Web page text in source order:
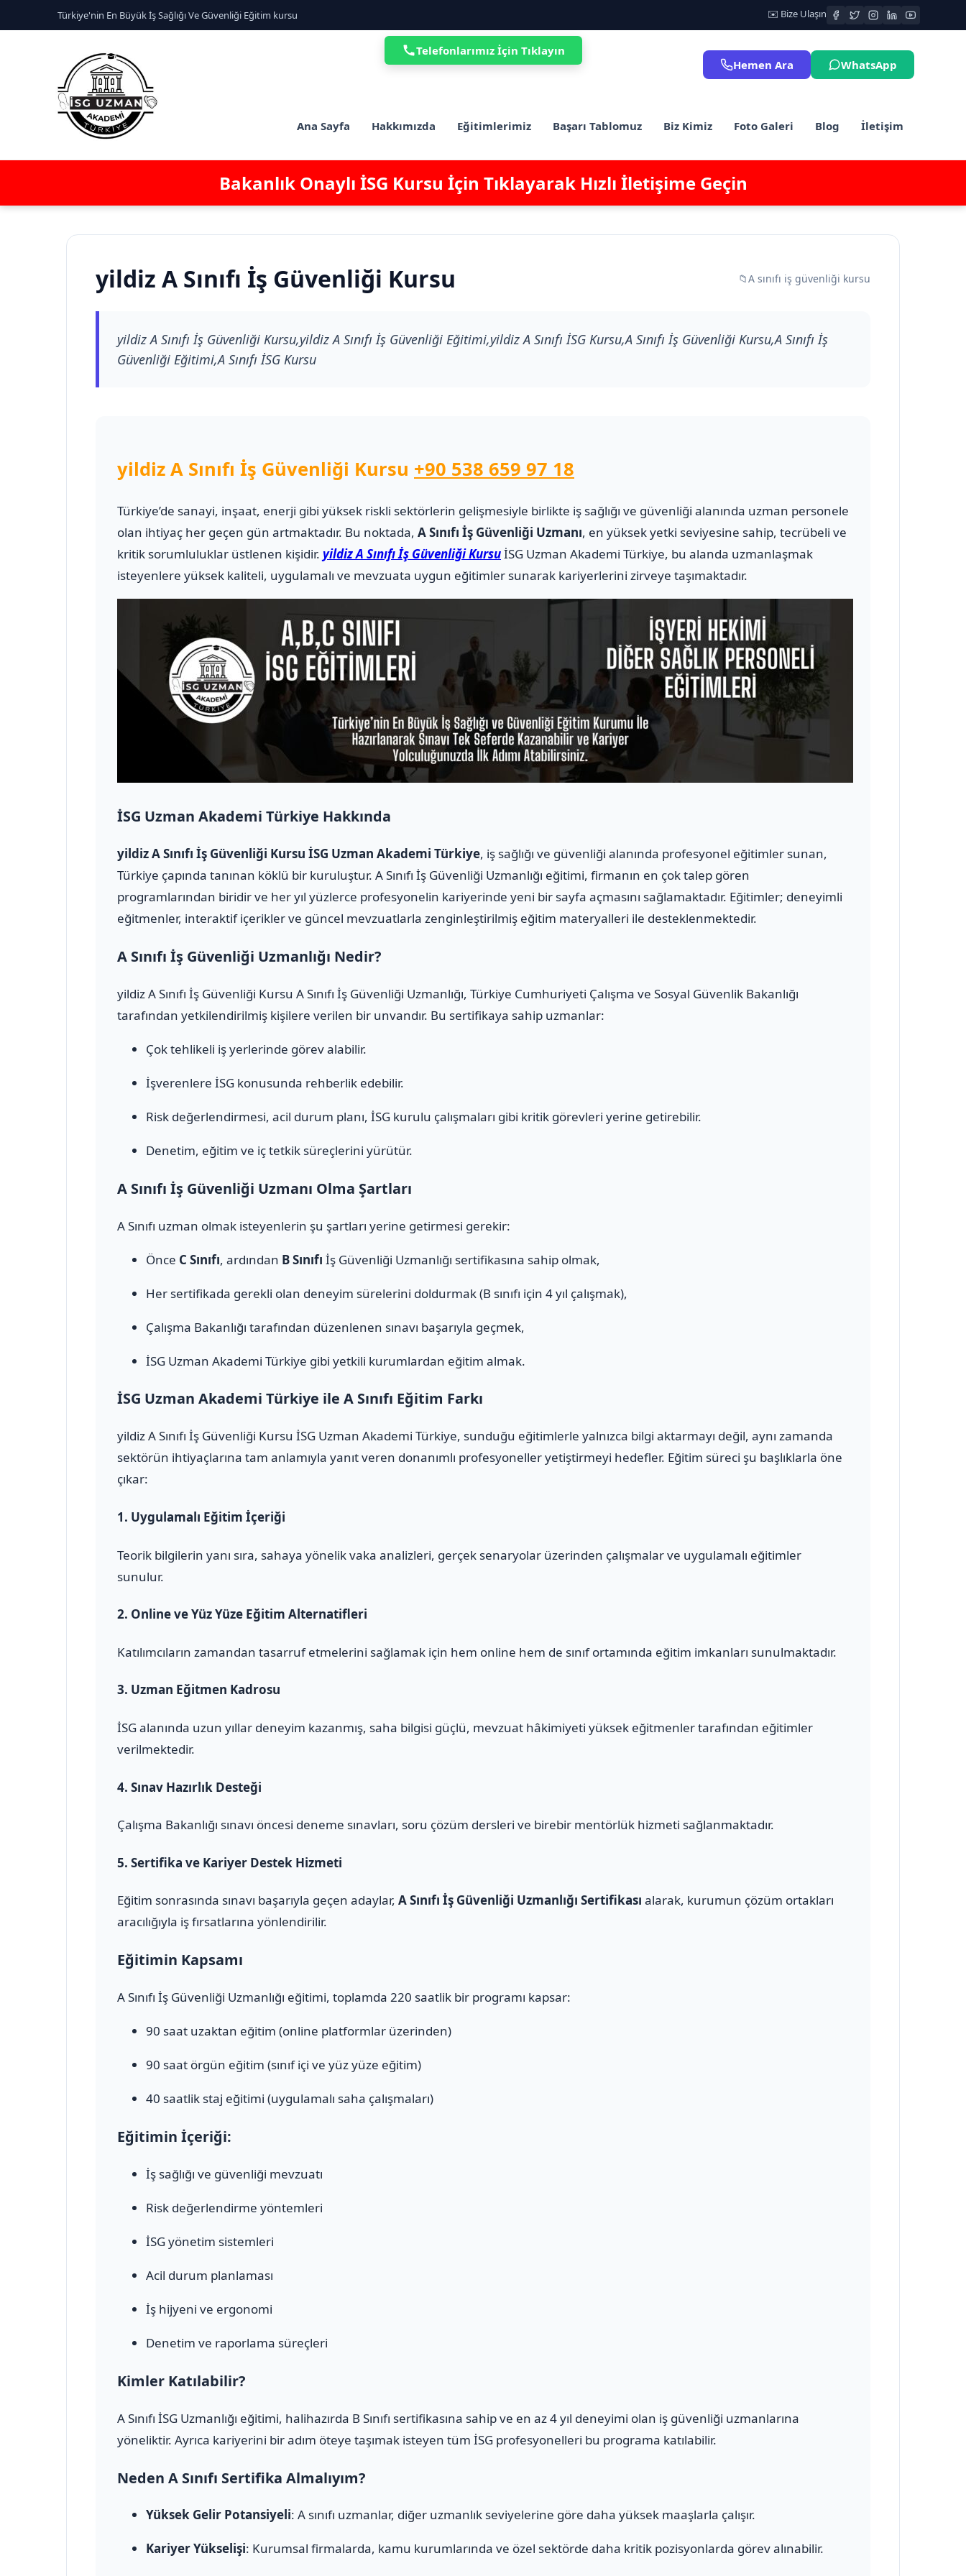
Türkiye'nin En Büyük İş Sağlığı Ve Güvenliği Eğitim kursu ✉️ Bize Ulaşın
Ana Sayfa Hakkımızda Eğitimlerimiz Başarı Tablomuz Biz Kimiz Foto Galeri Blog İletişim
Hemen Ara WhatsApp
Bakanlık Onaylı İSG Kursu İçin Tıklayarak Hızlı İletişime Geçin
yildiz A Sınıfı İş Güvenliği Kursu 📁A sınıfı iş güvenliği kursu
yildiz A Sınıfı İş Güvenliği Kursu,yildiz A Sınıfı İş Güvenliği Eğitimi,yildiz A Sınıfı İSG Kursu,A Sınıfı İş Güvenliği Kursu,A Sınıfı İş
Güvenliği Eğitimi,A Sınıfı İSG Kursu
yildiz A Sınıfı İş Güvenliği Kursu +90 538 659 97 18
Türkiye’de sanayi, inşaat, enerji gibi yüksek riskli sektörlerin gelişmesiyle birlikte iş sağlığı ve güvenliği alanında uzman personele
olan ihtiyaç her geçen gün artmaktadır. Bu noktada, A Sınıfı İş Güvenliği Uzmanı, en yüksek yetki seviyesine sahip, tecrübeli ve
kritik sorumluluklar üstlenen kişidir. yildiz A Sınıfı İş Güvenliği KursuİSG Uzman Akademi Türkiye, bu alanda uzmanlaşmak
isteyenlere yüksek kaliteli, uygulamalı ve mevzuata uygun eğitimler sunarak kariyerlerini zirveye taşımaktadır.
İSG Uzman Akademi Türkiye Hakkında
yildiz A Sınıfı İş Güvenliği Kursu İSG Uzman Akademi Türkiye, iş sağlığı ve güvenliği alanında profesyonel eğitimler sunan,
Türkiye çapında tanınan köklü bir kuruluştur. A Sınıfı İş Güvenliği Uzmanlığı eğitimi, firmanın en çok talep gören
programlarından biridir ve her yıl yüzlerce profesyonelin kariyerinde yeni bir sayfa açmasını sağlamaktadır. Eğitimler; deneyimli
eğitmenler, interaktif içerikler ve güncel mevzuatlarla zenginleştirilmiş eğitim materyalleri ile desteklenmektedir.
A Sınıfı İş Güvenliği Uzmanlığı Nedir?
yildiz A Sınıfı İş Güvenliği Kursu A Sınıfı İş Güvenliği Uzmanlığı, Türkiye Cumhuriyeti Çalışma ve Sosyal Güvenlik Bakanlığı
tarafından yetkilendirilmiş kişilere verilen bir unvandır. Bu sertifikaya sahip uzmanlar:
Çok tehlikeli iş yerlerinde görev alabilir.
İşverenlere İSG konusunda rehberlik edebilir.
Risk değerlendirmesi, acil durum planı, İSG kurulu çalışmaları gibi kritik görevleri yerine getirebilir.
Denetim, eğitim ve iç tetkik süreçlerini yürütür.
A Sınıfı İş Güvenliği Uzmanı Olma Şartları
A Sınıfı uzman olmak isteyenlerin şu şartları yerine getirmesi gerekir:
Önce C Sınıfı, ardından B Sınıfı İş Güvenliği Uzmanlığı sertifikasına sahip olmak,
Her sertifikada gerekli olan deneyim sürelerini doldurmak (B sınıfı için 4 yıl çalışmak),
Çalışma Bakanlığı tarafından düzenlenen sınavı başarıyla geçmek,
İSG Uzman Akademi Türkiye gibi yetkili kurumlardan eğitim almak.
İSG Uzman Akademi Türkiye ile A Sınıfı Eğitim Farkı
yildiz A Sınıfı İş Güvenliği Kursu İSG Uzman Akademi Türkiye, sunduğu eğitimlerle yalnızca bilgi aktarmayı değil, aynı zamanda
sektörün ihtiyaçlarına tam anlamıyla yanıt veren donanımlı profesyoneller yetiştirmeyi hedefler. Eğitim süreci şu başlıklarla öne
çıkar:
1. Uygulamalı Eğitim İçeriği
Teorik bilgilerin yanı sıra, sahaya yönelik vaka analizleri, gerçek senaryolar üzerinden çalışmalar ve uygulamalı eğitimler
sunulur.
2. Online ve Yüz Yüze Eğitim Alternatifleri
Katılımcıların zamandan tasarruf etmelerini sağlamak için hem online hem de sınıf ortamında eğitim imkanları sunulmaktadır.
3. Uzman Eğitmen Kadrosu
İSG alanında uzun yıllar deneyim kazanmış, saha bilgisi güçlü, mevzuat hâkimiyeti yüksek eğitmenler tarafından eğitimler
verilmektedir.
4. Sınav Hazırlık Desteği
Çalışma Bakanlığı sınavı öncesi deneme sınavları, soru çözüm dersleri ve birebir mentörlük hizmeti sağlanmaktadır.
5. Sertifika ve Kariyer Destek Hizmeti
Eğitim sonrasında sınavı başarıyla geçen adaylar, A Sınıfı İş Güvenliği Uzmanlığı Sertifikası alarak, kurumun çözüm ortakları
aracılığıyla iş fırsatlarına yönlendirilir.
Eğitimin Kapsamı
A Sınıfı İş Güvenliği Uzmanlığı eğitimi, toplamda 220 saatlik bir programı kapsar:
90 saat uzaktan eğitim (online platformlar üzerinden)
90 saat örgün eğitim (sınıf içi ve yüz yüze eğitim)
40 saatlik staj eğitimi (uygulamalı saha çalışmaları)
Eğitimin İçeriği:
İş sağlığı ve güvenliği mevzuatı
Risk değerlendirme yöntemleri
İSG yönetim sistemleri
Acil durum planlaması
İş hijyeni ve ergonomi
Denetim ve raporlama süreçleri
Kimler Katılabilir?
A Sınıfı İSG Uzmanlığı eğitimi, halihazırda B Sınıfı sertifikasına sahip ve en az 4 yıl deneyimi olan iş güvenliği uzmanlarına
yöneliktir. Ayrıca kariyerini bir adım öteye taşımak isteyen tüm İSG profesyonelleri bu programa katılabilir.
Neden A Sınıfı Sertifika Almalıyım?
Yüksek Gelir Potansiyeli: A sınıfı uzmanlar, diğer uzmanlık seviyelerine göre daha yüksek maaşlarla çalışır.
Kariyer Yükselişi: Kurumsal firmalarda, kamu kurumlarında ve özel sektörde daha kritik pozisyonlarda görev alınabilir.
Telefonlarımız İçin Tıklayın